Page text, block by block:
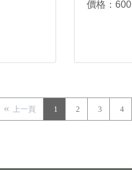
價格：600
上一頁 1 2 3 4